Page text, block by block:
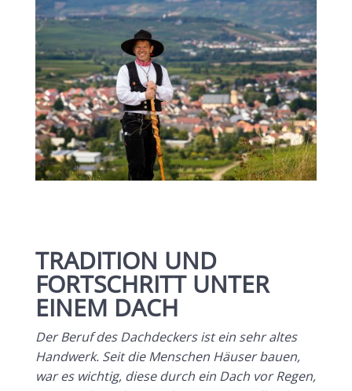
TRADITION UND
FORTSCHRITT UNTER
EINEM DACH
Der Beruf des Dachdeckers ist ein sehr altes
Handwerk. Seit die Menschen Häuser bauen,
war es wichtig, diese durch ein Dach vor Regen,